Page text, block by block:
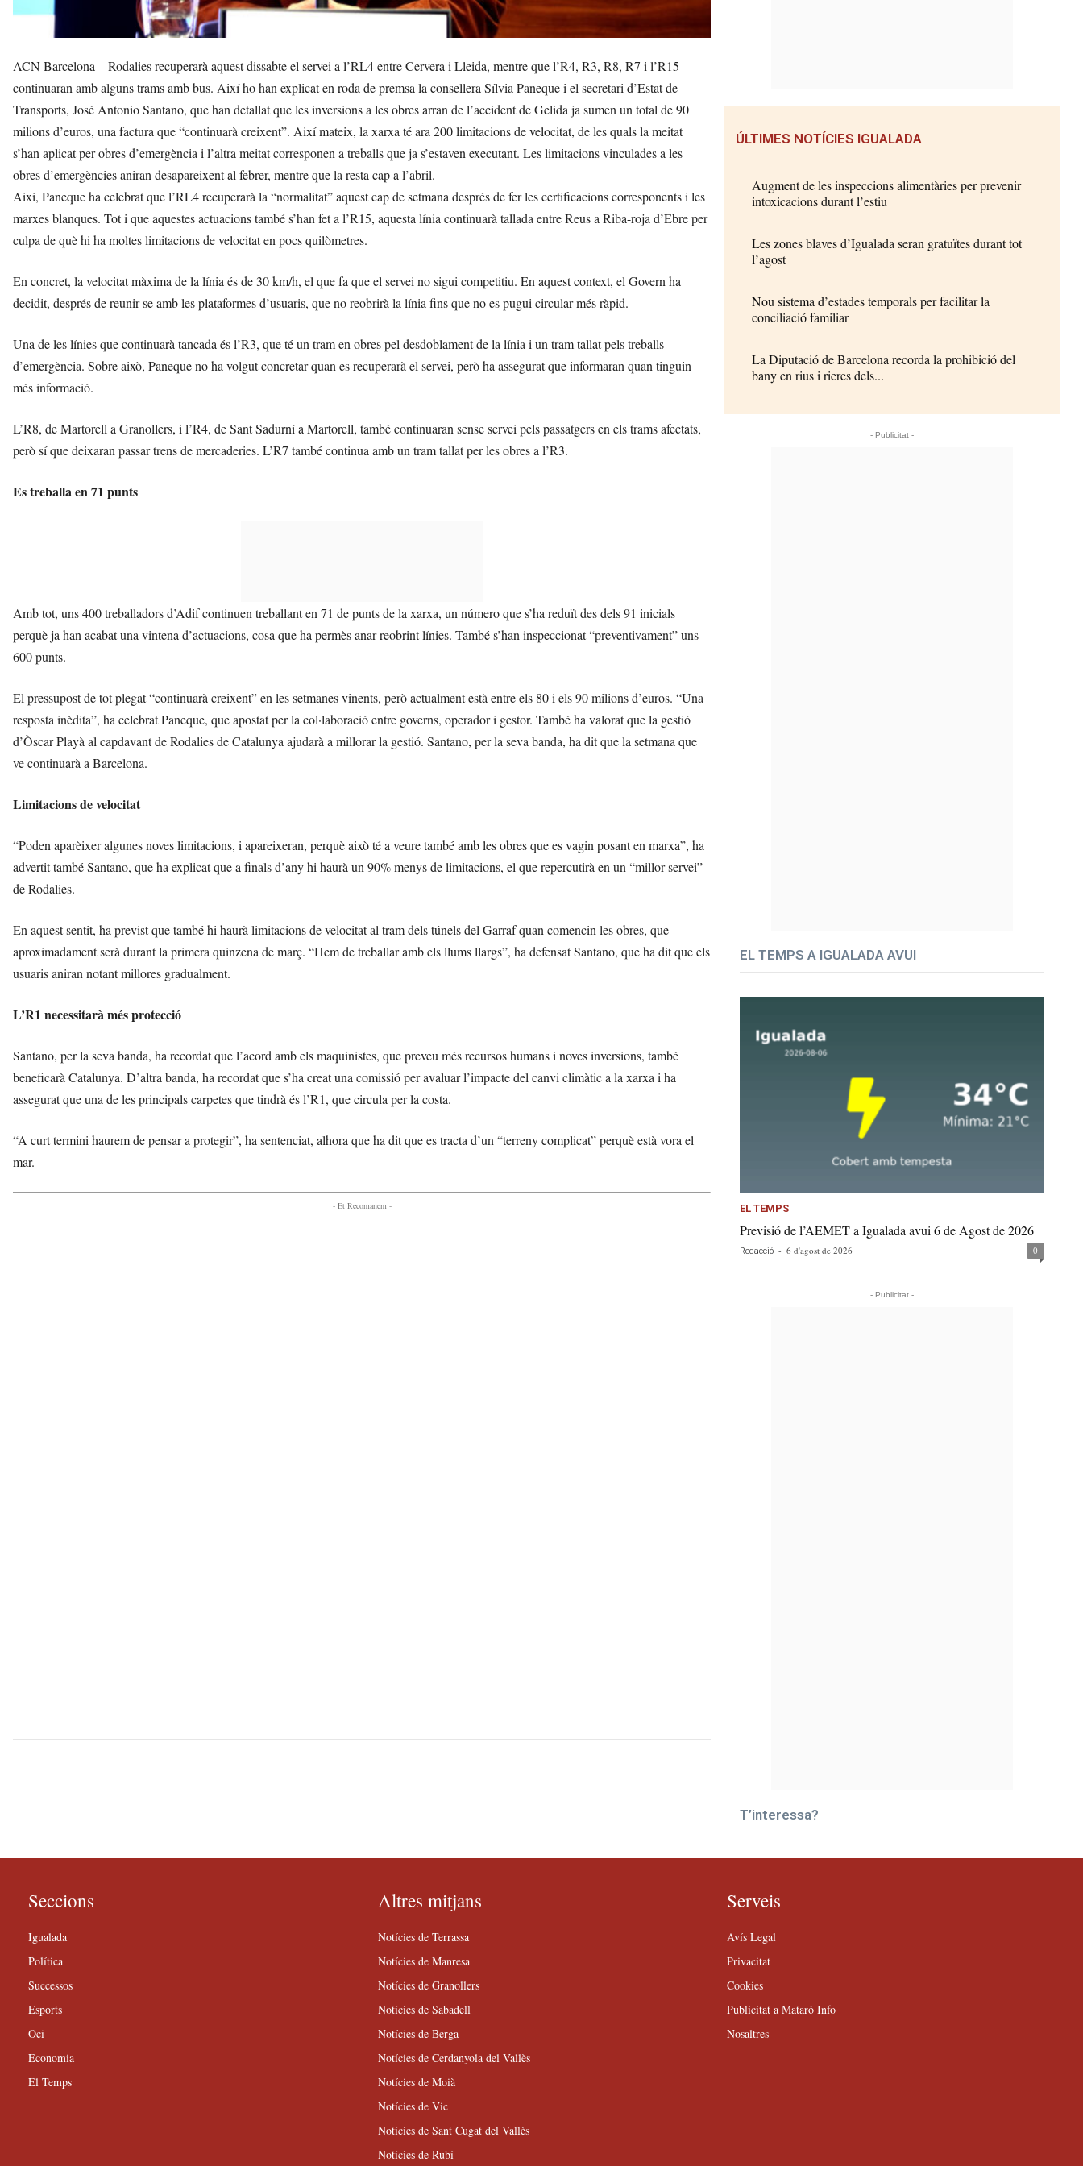
ACN Barcelona – Rodalies recuperarà aquest dissabte el servei a l’RL4 entre Cervera i Lleida, mentre que l’R4, R3, R8, R7 i l’R15
continuaran amb alguns trams amb bus. Així ho han explicat en roda de premsa la consellera Sílvia Paneque i el secretari d’Estat de
Transports, José Antonio Santano, que han detallat que les inversions a les obres arran de l’accident de Gelida ja sumen un total de 90
milions d’euros, una factura que “continuarà creixent”. Així mateix, la xarxa té ara 200 limitacions de velocitat, de les quals la meitat
s’han aplicat per obres d’emergència i l’altra meitat corresponen a treballs que ja s’estaven executant. Les limitacions vinculades a les
obres d’emergències aniran desapareixent al febrer, mentre que la resta cap a l’abril.
Així, Paneque ha celebrat que l’RL4 recuperarà la “normalitat” aquest cap de setmana després de fer les certificacions corresponents i les
marxes blanques. Tot i que aquestes actuacions també s’han fet a l’R15, aquesta línia continuarà tallada entre Reus a Riba-roja d’Ebre per
culpa de què hi ha moltes limitacions de velocitat en pocs quilòmetres.
En concret, la velocitat màxima de la línia és de 30 km/h, el que fa que el servei no sigui competitiu. En aquest context, el Govern ha
decidit, després de reunir-se amb les plataformes d’usuaris, que no reobrirà la línia fins que no es pugui circular més ràpid.
Una de les línies que continuarà tancada és l’R3, que té un tram en obres pel desdoblament de la línia i un tram tallat pels treballs
d’emergència. Sobre això, Paneque no ha volgut concretar quan es recuperarà el servei, però ha assegurat que informaran quan tinguin
més informació.
L’R8, de Martorell a Granollers, i l’R4, de Sant Sadurní a Martorell, també continuaran sense servei pels passatgers en els trams afectats,
però sí que deixaran passar trens de mercaderies. L’R7 també continua amb un tram tallat per les obres a l’R3.
Es treballa en 71 punts
Amb tot, uns 400 treballadors d’Adif continuen treballant en 71 de punts de la xarxa, un número que s’ha reduït des dels 91 inicials
perquè ja han acabat una vintena d’actuacions, cosa que ha permès anar reobrint línies. També s’han inspeccionat “preventivament” uns
600 punts.
El pressupost de tot plegat “continuarà creixent” en les setmanes vinents, però actualment està entre els 80 i els 90 milions d’euros. “Una
resposta inèdita”, ha celebrat Paneque, que apostat per la col·laboració entre governs, operador i gestor. També ha valorat que la gestió
d’Òscar Playà al capdavant de Rodalies de Catalunya ajudarà a millorar la gestió. Santano, per la seva banda, ha dit que la setmana que
ve continuarà a Barcelona.
Limitacions de velocitat
“Poden aparèixer algunes noves limitacions, i apareixeran, perquè això té a veure també amb les obres que es vagin posant en marxa”, ha
advertit també Santano, que ha explicat que a finals d’any hi haurà un 90% menys de limitacions, el que repercutirà en un “millor servei”
de Rodalies.
En aquest sentit, ha previst que també hi haurà limitacions de velocitat al tram dels túnels del Garraf quan comencin les obres, que
aproximadament serà durant la primera quinzena de març. “Hem de treballar amb els llums llargs”, ha defensat Santano, que ha dit que els
usuaris aniran notant millores gradualment.
L’R1 necessitarà més protecció
Santano, per la seva banda, ha recordat que l’acord amb els maquinistes, que preveu més recursos humans i noves inversions, també
beneficarà Catalunya. D’altra banda, ha recordat que s’ha creat una comissió per avaluar l’impacte del canvi climàtic a la xarxa i ha
assegurat que una de les principals carpetes que tindrà és l’R1, que circula per la costa.
“A curt termini haurem de pensar a protegir”, ha sentenciat, alhora que ha dit que es tracta d’un “terreny complicat” perquè està vora el
mar.
- Et Recomanem -
ÚLTIMES NOTÍCIES IGUALADA
Augment de les inspeccions alimentàries per prevenir
intoxicacions durant l’estiu
Les zones blaves d’Igualada seran gratuïtes durant tot
l’agost
Nou sistema d’estades temporals per facilitar la
conciliació familiar
La Diputació de Barcelona recorda la prohibició del
bany en rius i rieres dels...
- Publicitat -
EL TEMPS A IGUALADA AVUI
EL TEMPS
Previsió de l’AEMET a Igualada avui 6 de Agost de 2026
Redacció - 6 d'agost de 2026 0
- Publicitat -
T’interessa?
Seccions
Igualada
Política
Successos
Esports
Oci
Economia
El Temps
Altres mitjans
Notícies de Terrassa
Notícies de Manresa
Notícies de Granollers
Notícies de Sabadell
Notícies de Berga
Notícies de Cerdanyola del Vallès
Notícies de Moià
Notícies de Vic
Notícies de Sant Cugat del Vallès
Notícies de Rubí
Serveis
Avís Legal
Privacitat
Cookies
Publicitat a Mataró Info
Nosaltres